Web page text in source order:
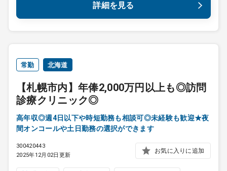
詳細を見る
常勤 北海道
【札幌市内】年俸2,000万円以上も◎訪問
診療クリニック◎
高年収◎週4日以下や時短勤務も相談可◎未経験も歓迎★夜
間オンコールや土日勤務の選択ができます
300420443
2025年12月02日更新
お気に入りに追加